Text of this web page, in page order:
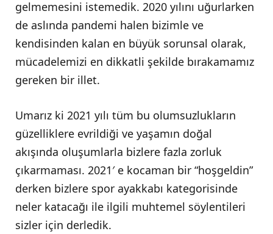
gelmemesini istemedik. 2020 yılını uğurlarken
de aslında pandemi halen bizimle ve
kendisinden kalan en büyük sorunsal olarak,
mücadelemizi en dikkatli şekilde bırakamamız
gereken bir illet.
Umarız ki 2021 yılı tüm bu olumsuzlukların
güzelliklere evrildiği ve yaşamın doğal
akışında oluşumlarla bizlere fazla zorluk
çıkarmaması. 2021′ e kocaman bir “hoşgeldin”
derken bizlere spor ayakkabı kategorisinde
neler katacağı ile ilgili muhtemel söylentileri
sizler için derledik.